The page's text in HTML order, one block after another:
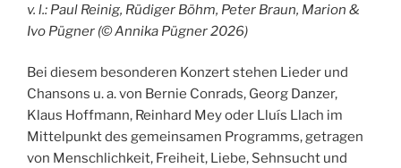
v. l.: Paul Reinig, Rüdiger Böhm, Peter Braun, Marion &
Ivo Pügner (© Annika Pügner 2026)
Bei diesem besonderen Konzert stehen Lieder und
Chansons u. a. von Bernie Conrads, Georg Danzer,
Klaus Hoffmann, Reinhard Mey oder Lluís Llach im
Mittelpunkt des gemeinsamen Programms, getragen
von Menschlichkeit, Freiheit, Liebe, Sehnsucht und